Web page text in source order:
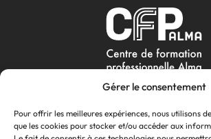
Gérer le consentement
Pour offrir les meilleures expériences, nous utilisons
que les cookies pour stocker et/ou accéder aux